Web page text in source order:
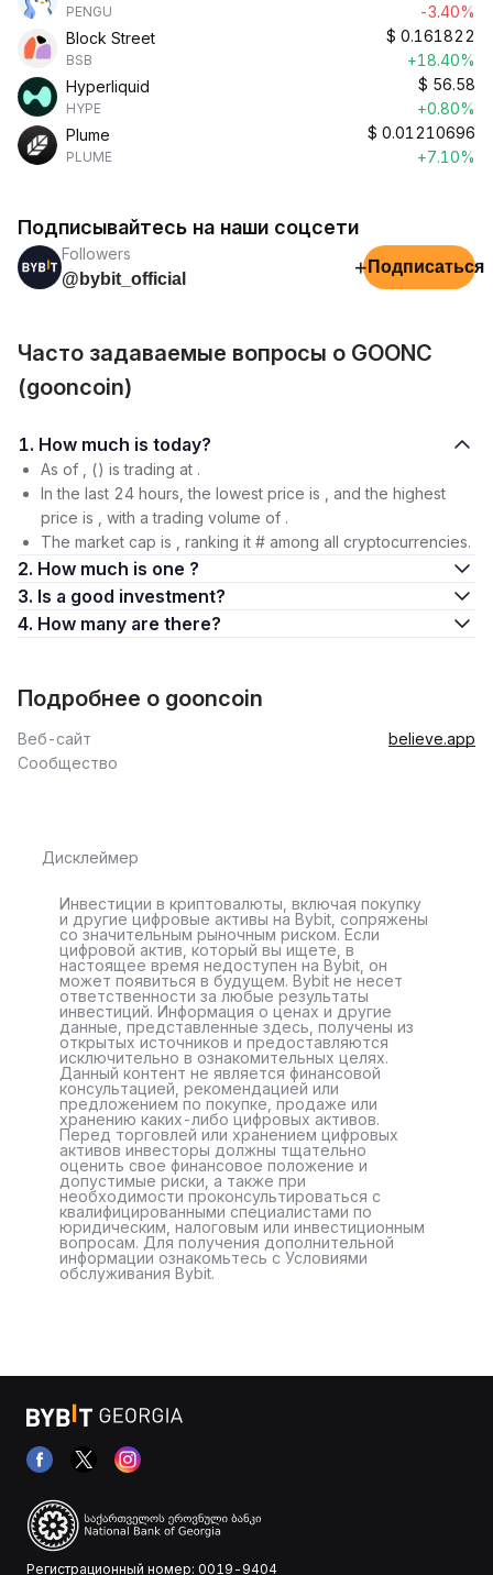
PENGU
-3.40%
Block Street
BSB
$ 0.161822
+18.40%
Hyperliquid
HYPE
$ 56.58
+0.80%
Plume
PLUME
$ 0.01210696
+7.10%
Подписывайтесь на наши соцсети
Followers
@bybit_official
+ Подписаться
Часто задаваемые вопросы о GOONC
(gooncoin)
1. How much is today?
As of , () is trading at .
In the last 24 hours, the lowest price is , and the highest
price is , with a trading volume of .
The market cap is , ranking it # among all cryptocurrencies.
2. How much is one ?
3. Is a good investment?
4. How many are there?
Подробнее о gooncoin
Веб-сайт
believe.app
Сообщество
Дисклеймер
Инвестиции в криптовалюты, включая покупку
и другие цифровые активы на Bybit, сопряжены
со значительным рыночным риском. Если
цифровой актив, который вы ищете, в
настоящее время недоступен на Bybit, он
может появиться в будущем. Bybit не несет
ответственности за любые результаты
инвестиций. Информация о ценах и другие
данные, представленные здесь, получены из
открытых источников и предоставляются
исключительно в ознакомительных целях.
Данный контент не является финансовой
консультацией, рекомендацией или
предложением по покупке, продаже или
хранению каких-либо цифровых активов.
Перед торговлей или хранением цифровых
активов инвесторы должны тщательно
оценить свое финансовое положение и
допустимые риски, а также при
необходимости проконсультироваться с
квалифицированными специалистами по
юридическим, налоговым или инвестиционным
вопросам. Для получения дополнительной
информации ознакомьтесь с Условиями
обслуживания Bybit.
Регистрационный номер: 0019-9404